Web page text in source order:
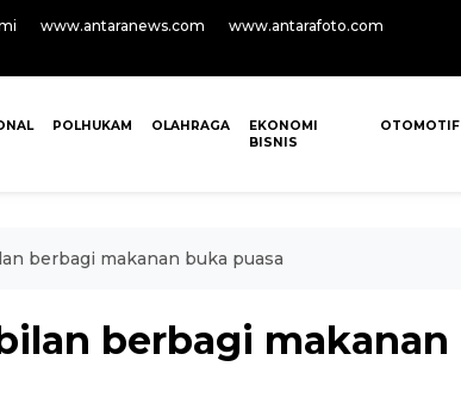
www.antaranews.com
www.antarafoto.com
POLHUKAM OLAHRAGA
EKONOMI
BISNIS
OTOMOTIF
berbagi makanan buka puasa
berbagi makanan